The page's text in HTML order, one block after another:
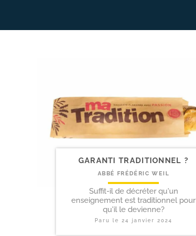
GARANTI TRADITIONNEL ?
ABBÉ FRÉDÉRIC WEIL
Suffit-il de décréter qu'un
enseignement est traditionnel pour
qu'il le devienne?
Paru le 24 janvier 2024